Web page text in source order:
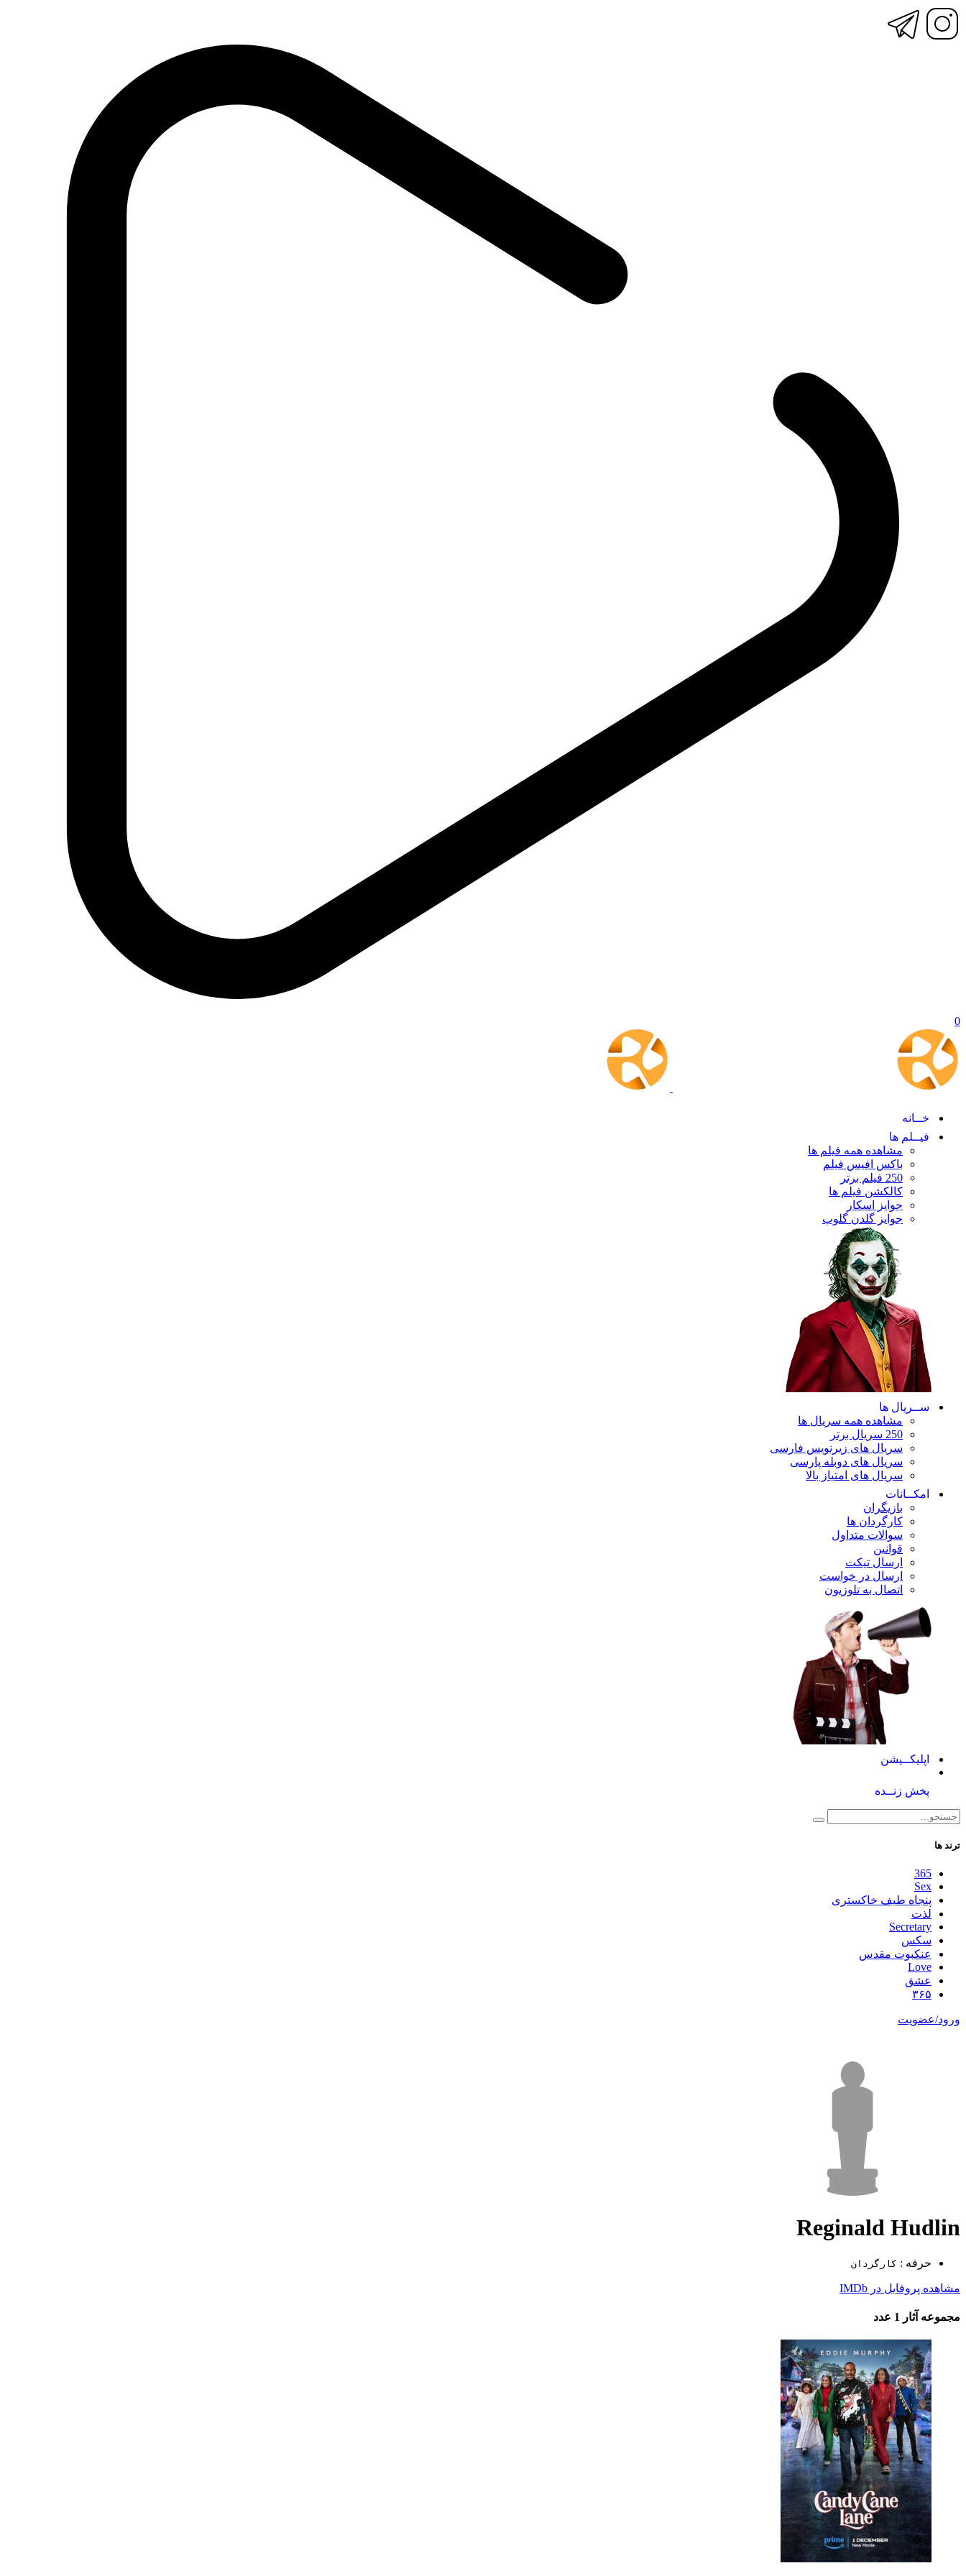
0
خــانه
فیــلم ها
مشاهده همه فیلم ها
باکس افیس فیلم
250 فیلم برتر
کالکشن فیلم ها
جوایز اسکار
جوایز گلدن گلوپ
ســریال ها
مشاهده همه سریال ها
250 سریال برتر
سریال های زیرنویس فارسی
سریال های دوبله پارسی
سریال های امتیاز بالا
امکــانات
بازیگران
کارگردان ها
سوالات متداول
قوانین
ارسال تیکت
ارسال در خواست
اتصال به تلوزیون
اپلیکــیشن
پخش زنــده
ترند ها
365
Sex
پنجاه طیف خاکستری
لذت
Secretary
سکس
عنکبوت مقدس
Love
عشق
۳۶۵
ورود/عضویت
Reginald Hudlin
حرفه : کارگردان
مشاهده پروفایل در IMDb
مجموعه آثار 1 عدد